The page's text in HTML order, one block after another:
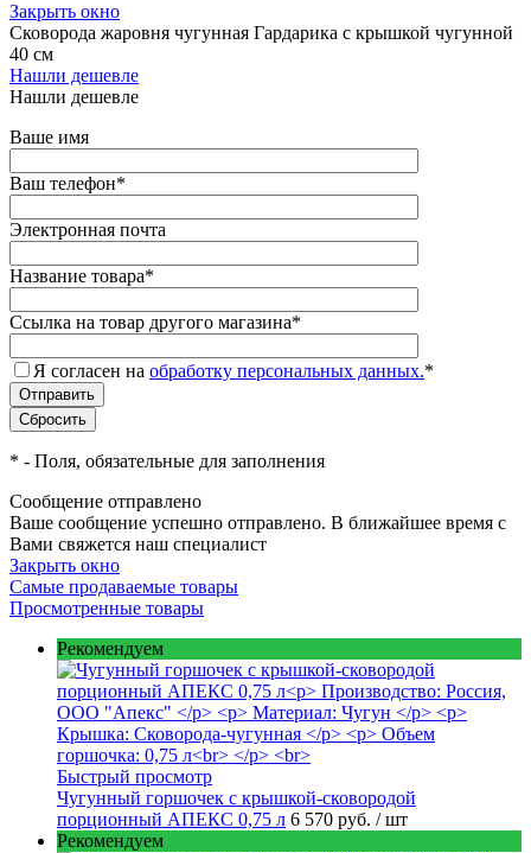
Закрыть окно
Сковорода жаровня чугунная Гардарика с крышкой чугунной
40 см
Нашли дешевле
Нашли дешевле
Ваше имя
Ваш телефон*
Электронная почта
Название товара*
Ссылка на товар другого магазина*
Я согласен на обработку персональных данных.*
* - Поля, обязательные для заполнения
Сообщение отправлено
Ваше сообщение успешно отправлено. В ближайшее время с
Вами свяжется наш специалист
Закрыть окно
Самые продаваемые товары
Просмотренные товары
Рекомендуем
Быстрый просмотр
Чугунный горшочек с крышкой-сковородой
порционный АПЕКС 0,75 л 6 570 руб. / шт
Рекомендуем